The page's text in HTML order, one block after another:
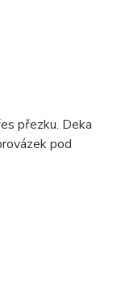
přezku. Deka
pod